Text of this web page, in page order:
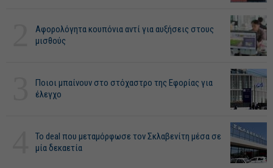
Αφορολόγητα κουπόνια αντί για αυξήσεις στους
μισθούς
Ποιοι μπαίνουν στο στόχαστρο της Εφορίας για
έλεγχο
Το deal που μεταμόρφωσε τον Σκλαβενίτη μέσα σε
μία δεκαετία